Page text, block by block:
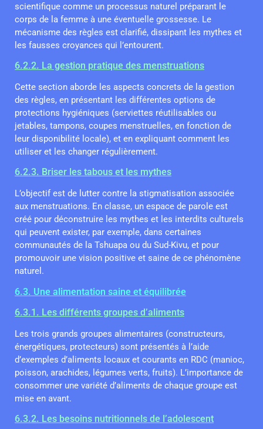
scientifique comme un processus naturel préparant le
corps de la femme à une éventuelle grossesse. Le
mécanisme des règles est clarifié, dissipant les mythes et
les fausses croyances qui l’entourent.
6.2.2. La gestion pratique des menstruations
Cette section aborde les aspects concrets de la gestion
des règles, en présentant les différentes options de
protections hygiéniques (serviettes réutilisables ou
jetables, tampons, coupes menstruelles, en fonction de
leur disponibilité locale), et en expliquant comment les
utiliser et les changer régulièrement.
6.2.3. Briser les tabous et les mythes
L’objectif est de lutter contre la stigmatisation associée
aux menstruations. En classe, un espace de parole est
créé pour déconstruire les mythes et les interdits culturels
qui peuvent exister, par exemple, dans certaines
communautés de la Tshuapa ou du Sud-Kivu, et pour
promouvoir une vision positive et saine de ce phénomène
naturel.
6.3. Une alimentation saine et équilibrée
6.3.1. Les différents groupes d’aliments
Les trois grands groupes alimentaires (constructeurs,
énergétiques, protecteurs) sont présentés à l’aide
d’exemples d’aliments locaux et courants en RDC (manioc,
poisson, arachides, légumes verts, fruits). L’importance de
consommer une variété d’aliments de chaque groupe est
mise en avant.
6.3.2. Les besoins nutritionnels de l’adolescent